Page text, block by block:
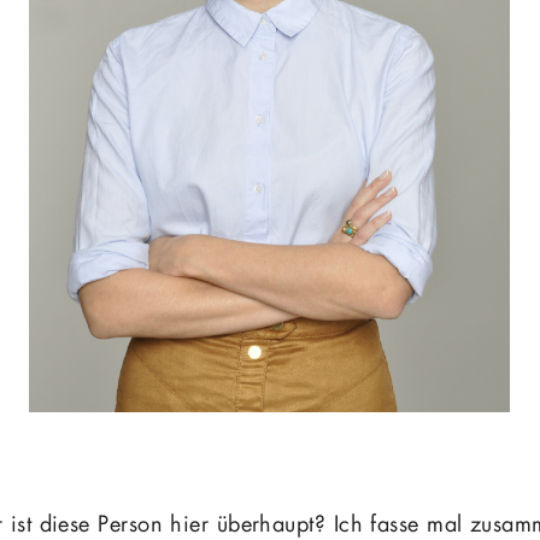
ist diese Person hier überhaupt? Ich fasse mal